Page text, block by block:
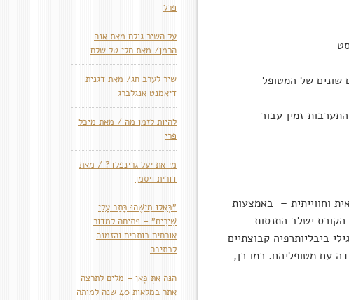
שונים של המטופל
התערבות זמין עבור
וחווייתית – באמצעות
ישלב התנסות
ביבליותרפיה קבוצתיים
עם מטופליהם. כמו כן,
פרל
על השיר גולם מאת אנה
הרמן/ מאת חלי טל שלם
שיר לערב חג/ מאת דגנית
דיאמנט אנגלברג
להיות לזמן מה / מאת מיכל
פרי
מי את יעל גרינפלד? / מאת
דורית ויסמן
"כְּאִלּוּ מִישֶׁהוּ כָּתַב עָלַי
שִׁירִים" – פתיחה למדור
אורחים כותבים והזמנה
לכתיבה
הִנֵּה אַתְּ כָּאן – מלים לתרצה
אתר במלאות 40 שנה למותה